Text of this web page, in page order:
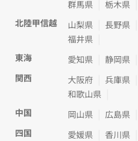
群馬県
栃木県
北陸甲信越
山梨県 長野県
福井県
東海
愛知県 静岡県
関西
大阪府 兵庫県
和歌山県
中国
岡山県 広島県
四国
愛媛県 香川県